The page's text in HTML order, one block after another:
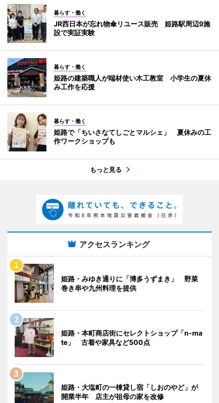
暮らす・働く
JR西日本が忘れ物傘リユース販売 姫路駅周辺9施
設で実証実験
暮らす・働く
姫路の建築職人が端材使い木工教室 小学生の夏休
み工作を応援
暮らす・働く
姫路で「ちいさなてしごとマルシェ」 夏休みの工
作ワークショップも
もっと見る
アクセスランキング
姫路・みゆき通りに「博多うずまき」 野菜
巻き串や九州料理を提供
姫路・本町商店街にセレクトショップ「n-ma
te」 古着や家具など500点
姫路・大塩町の一棟貸し宿「しおのやど」が
開業半年 店主が祖母の家を改修